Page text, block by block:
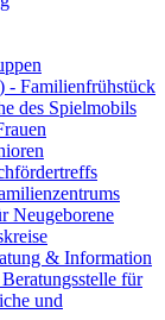
- Familienfrühstück
des Spielmobils
Neugeborene
& Information
für
und